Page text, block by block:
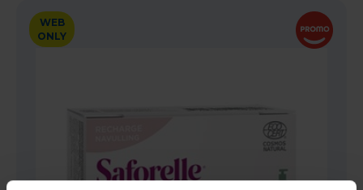
WEB
ONLY